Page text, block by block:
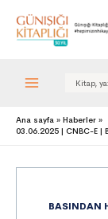
Search
Ana sayfa
Haberler
03.06.2025 | CNBC-E |
BASINDAN